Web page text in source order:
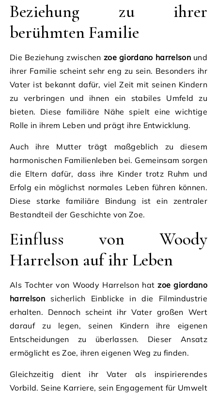
Beziehung zu ihrer
berühmten Familie
Die Beziehung zwischenzoe giordano harrelsonund
ihrer Familie scheint sehr eng zu sein. Besonders ihr
Vater ist bekannt dafür, viel Zeit mit seinen Kindern
zu verbringen und ihnen ein stabiles Umfeld zu
bieten. Diese familiäre Nähe spielt eine wichtige
Rolle in ihrem Leben und prägt ihre Entwicklung.
Auch ihre Mutter trägt maßgeblich zu diesem
harmonischen Familienleben bei. Gemeinsam sorgen
die Eltern dafür, dass ihre Kinder trotz Ruhm und
Erfolg ein möglichst normales Leben führen können.
Diese starke familiäre Bindung ist ein zentraler
Bestandteil der Geschichte von Zoe.
Einfluss von Woody
Harrelson auf ihr Leben
Als Tochter von Woody Harrelson hatzoe giordano
harrelsonsicherlich Einblicke in die Filmindustrie
erhalten. Dennoch scheint ihr Vater großen Wert
darauf zu legen, seinen Kindern ihre eigenen
Entscheidungen zu überlassen. Dieser Ansatz
ermöglicht es Zoe, ihren eigenen Weg zu finden.
Gleichzeitig dient ihr Vater als inspirierendes
Vorbild. Seine Karriere, sein Engagement für Umwelt